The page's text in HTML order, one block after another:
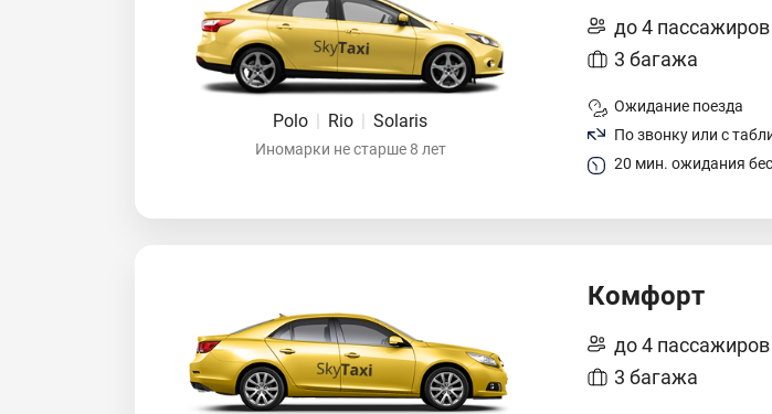
Polo | Rio | Solaris
Иномарки не старше 8 лет
до 4 пассажиров
3 багажа
Ожидание поезда
По звонку или с
20 мин. ожидания
Комфорт
до 4 пассажиров
3 багажа